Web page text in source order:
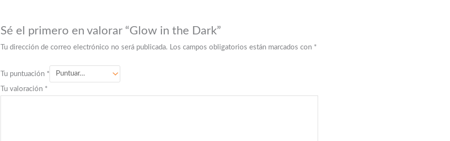
Sé el primero en valorar “Glow in the Dark”
Tu dirección de correo electrónico no será publicada. Los campos obligatorios están marcados con *
Tu puntuación *
Tu valoración *